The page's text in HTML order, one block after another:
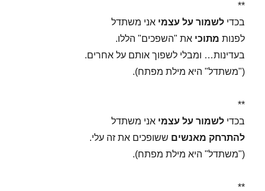
**
בכדילשמור על עצמי אני משתדל
לפנות מתוכי את "השפכים" הללו.
בעדינות… ומבלי לשפוך אותם על אחרים.
("משתדל" היא מילת מפתח).
**
בכדילשמור על עצמי אני משתדל
להתרחק מאנשים ששופכים את זה עלי.
("משתדל" היא מילת מפתח).
**